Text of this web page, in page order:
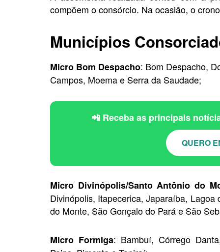
compõem o consórcio. Na ocasião, o
Municípios
Micro Bom Despacho: Bom Despacho,
Campos, Moema e Serra da Saudade;
📲 Receba as principais
QUERO
Micro Divinópolis/Santo Antônio do
Divinópolis, Itapecerica, Japaraíba,
do Monte, São Gonçalo do Pará e São
Micro Formiga: Bambuí, Córrego